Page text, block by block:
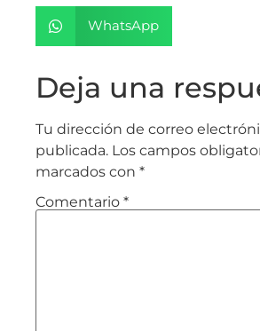
WhatsApp
Deja una
Tu dirección de correo
publicada. Los campos
marcados con *
Comentario *